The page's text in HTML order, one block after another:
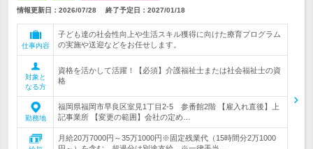
情報更新日：2026/07/28 終了予定日： 2027/01/18
仕事内容
子ども達の社会性向上や生活スキル獲得に向けた療育プログラム
の実施や送迎などをお任せします。
対象と
なる方
資格を活かして活躍！【必須】介護福祉士または社会福祉士の資
格
勤務地
福岡県福岡市早良区室見1丁目2-5 参番館2階 【雇入れ直後】上
記事業所 【変更の範囲】会社の定め…
月給20万7000円～35万1000円※固定残業代（15時間分2万1000